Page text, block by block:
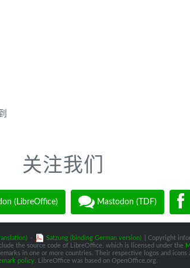
关注我们
(LibreOffice) Mastodon (TDF)
- Satzung (binding German version)
| Copyright
the source code of LibreOffice, which is licensed under the
in one or more countries. Their respective logos and
policy. LibreOffice was based on OpenOffice.org.